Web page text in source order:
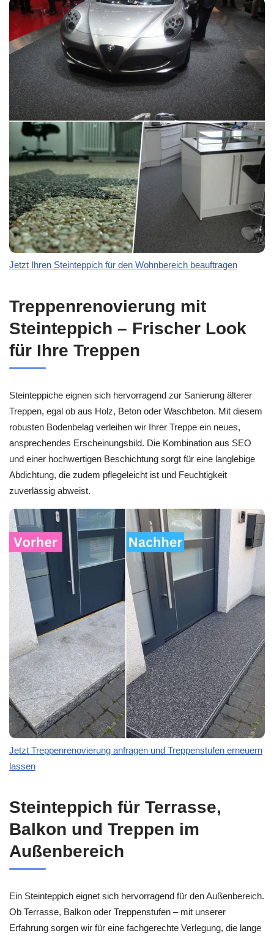
Jetzt Ihren Steinteppich für den Wohnbereich beauftragen
Treppenrenovierung mit
Steinteppich – Frischer Look
für Ihre Treppen
Steinteppiche eignen sich hervorragend zur Sanierung älterer
Treppen, egal ob aus Holz, Beton oder Waschbeton. Mit diesem
robusten Bodenbelag verleihen wir Ihrer Treppe ein neues,
ansprechendes Erscheinungsbild. Die Kombination aus SEO
und einer hochwertigen Beschichtung sorgt für eine langlebige
Abdichtung, die zudem pflegeleicht ist und Feuchtigkeit
zuverlässig abweist.
Jetzt Treppenrenovierung anfragen und Treppenstufen erneuern
lassen
Steinteppich für Terrasse,
Balkon und Treppen im
Außenbereich
Ein Steinteppich eignet sich hervorragend für den Außenbereich.
Ob Terrasse, Balkon oder Treppenstufen – mit unserer
Erfahrung sorgen wir für eine fachgerechte Verlegung, die lange